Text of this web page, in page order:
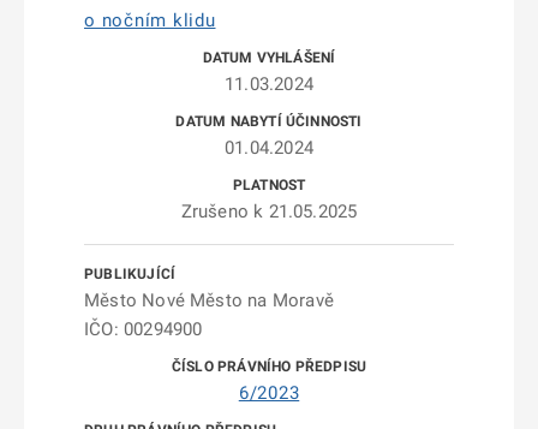
o nočním klidu
11.03.2024
01.04.2024
Zrušeno k 21.05.2025
Město Nové Město na Moravě
IČO: 00294900
6/2023